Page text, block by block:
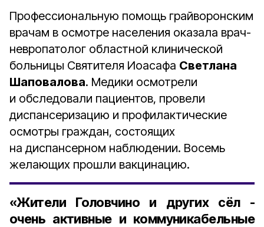
Профессиональную помощь грайворонским
врачам в осмотре населения оказала врач-
невропатолог областной клинической
больницы Святителя Иоасафа Светлана
Шаповалова. Медики осмотрели
и обследовали пациентов, провели
диспансеризацию и профилактические
осмотры граждан, состоящих
на диспансерном наблюдении. Восемь
желающих прошли вакцинацию.
«Жители Головчино и других сёл -
очень активные и коммуникабельные